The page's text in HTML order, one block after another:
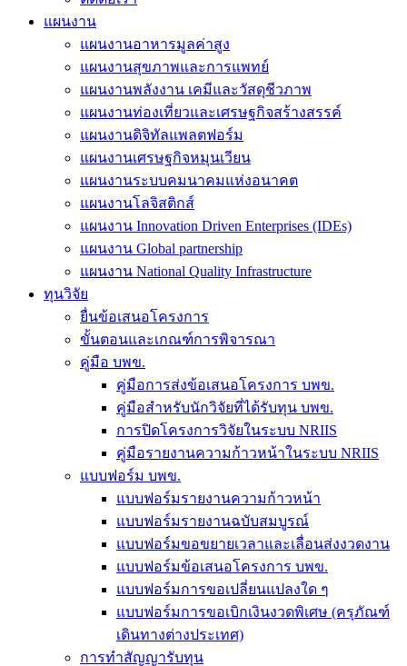
แผนงาน
แผนงานอาหารมูลค่าสูง
แผนงานสุขภาพและการแพทย์
แผนงานพลังงาน เคมีและวัสดุชีวภาพ
แผนงานท่องเที่ยวและเศรษฐกิจสร้างสรรค์
แผนงานดิจิทัลแพลตฟอร์ม
แผนงานเศรษฐกิจหมุนเวียน
แผนงานระบบคมนาคมแห่งอนาคต
แผนงานโลจิสติกส์
แผนงาน Innovation Driven Enterprises (IDEs)
แผนงาน Global partnership
แผนงาน National Quality Infrastructure
ทุนวิจัย
ยื่นข้อเสนอโครงการ
ขั้นตอนและเกณฑ์การพิจารณา
คู่มือ บพข.
คู่มือการส่งข้อเสนอโครงการ บพข.
คู่มือสำหรับนักวิจัยที่ได้รับทุน บพข.
การปิดโครงการวิจัยในระบบ NRIIS
คู่มือรายงานความก้าวหน้าในระบบ NRIIS
แบบฟอร์ม บพข.
แบบฟอร์มรายงานความก้าวหน้า
แบบฟอร์มรายงานฉบับสมบูรณ์
แบบฟอร์มขอขยายเวลาและเลื่อนส่งงวดงาน
แบบฟอร์มข้อเสนอโครงการ บพข.
แบบฟอร์มการขอเปลี่ยนแปลงใด ๆ
แบบฟอร์มการขอเบิกเงินงวดพิเศษ (ครุภัณฑ์
เดินทางต่างประเทศ)
การทำสัญญารับทุน